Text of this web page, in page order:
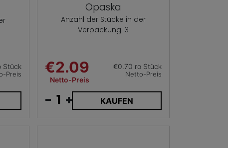
Stück
Preis
Opaska
Anzahl der Stücke in der
Verpackung: 3
€2.09
Netto-Preis
€0.70 ro Stück
Netto-Preis
- + KAUFEN